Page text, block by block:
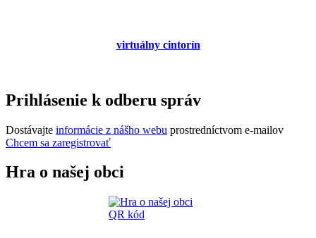
virtuálny cintorín
Prihlásenie k odberu správ
Dostávajte informácie z nášho webu prostredníctvom e-mailov
Chcem sa zaregistrovať
Hra o našej obci